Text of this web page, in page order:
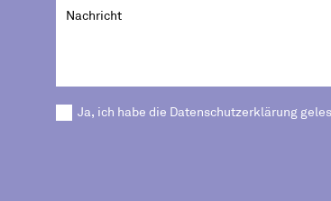
Ja, ich habe die Datenschutzerklärung